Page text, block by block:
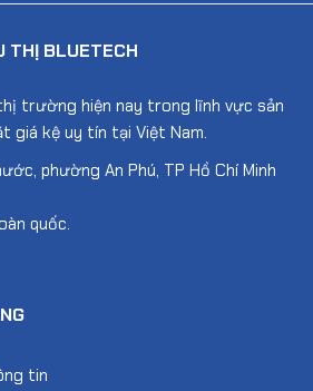
THỊ BLUETECH
trường hiện nay trong lĩnh vực sản
giá kệ uy tín tại Việt Nam.
phường An Phú, TP Hồ Chí Minh
quốc.
tin